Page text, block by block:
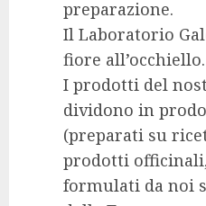
preparazione.
Il Laboratorio
fiore all’occhiello.
I prodotti del
dividono in
(preparati su
prodotti
formulati da noi